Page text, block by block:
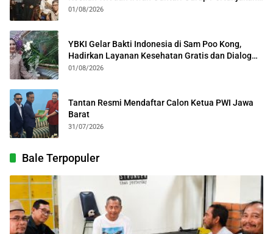
Kolosal
01/08/2026
YBKI Gelar Bakti Indonesia di Sam Poo Kong,
Hadirkan Layanan Kesehatan Gratis dan Dialog
Kebangsaan
01/08/2026
Tantan Resmi Mendaftar Calon Ketua PWI Jawa
Barat
31/07/2026
Bale Terpopuler